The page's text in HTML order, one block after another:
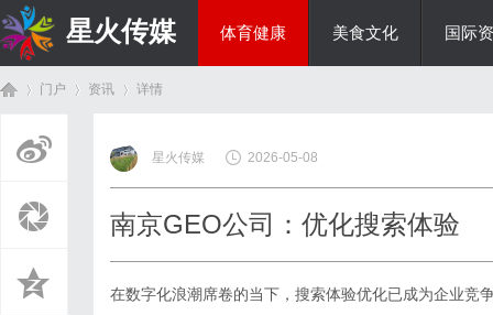
星火传媒 体育健康 美食文化 国际
门户 资讯
›
详情
星火传媒 2026-05-08
南京GEO公司：优化搜索体验
在数字化浪潮席卷的当下，搜索体验优化已成为企业竞